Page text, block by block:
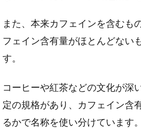
また、本来カフェインを含むも
フェイン含有量がほとんどない
す。
コーヒーや紅茶などの文化が深
定の規格があり、カフェイン含
るかで名称を使い分けています。